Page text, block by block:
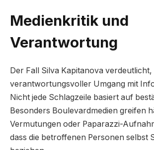
Medienkritik und
Verantwortung
Der Fall Silva Kapitanova verdeutlicht,
verantwortungsvoller Umgang mit
Nicht jede Schlagzeile basiert auf
Besonders Boulevardmedien greifen
Vermutungen oder Paparazzi-
dass die betroffenen Personen selbst